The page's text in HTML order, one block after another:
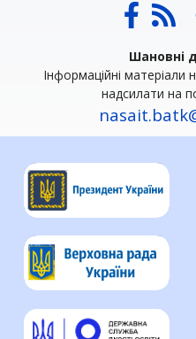
Шановні
Інформаційні матеріали
надсилати на